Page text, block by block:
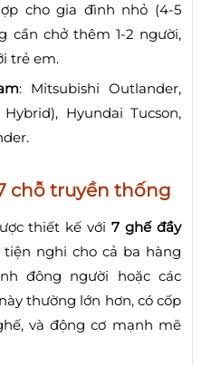
cho gia đình nhỏ (4-5
cần chở thêm 1-2 người,
trẻ em.
: Mitsubishi Outlander,
Hyundai Tucson,
7 chỗ truyền thống
thiết kế với7 ghế đầy
nghi cho cả ba hàng
đông người hoặc các
thường lớn hơn, có cốp
và động cơ mạnh mẽ